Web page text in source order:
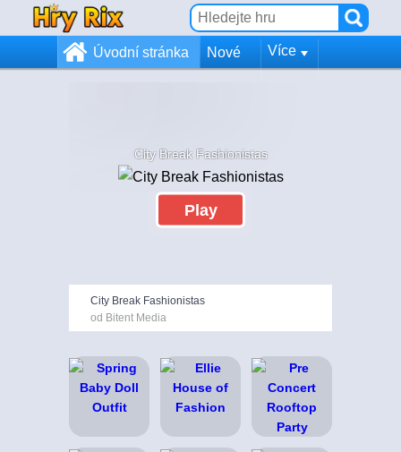
Úvodní stránka Nové Více
City Break Fashionistas
Play
City Break Fashionistas
od Bitent Media